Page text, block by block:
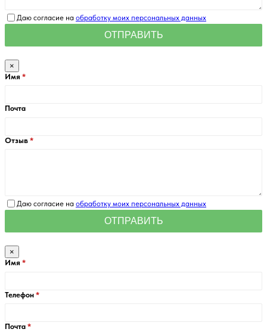
Даю согласие на обработку моих персональных данных
×
Имя
Почта
Отзыв
Даю согласие на обработку моих персональных данных
×
Имя
Телефон
Почта